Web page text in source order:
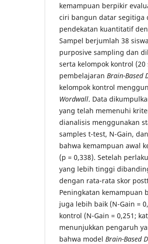
kemampuan berpikir
ciri bangun datar segitiga
pendekatan kuantitatif
Sampel berjumlah 38
purposive sampling dan
serta kelompok kontrol
pembelajaran Brain-Based
kelompok kontrol
Wordwall. Data
yang telah memenuhi
dianalisis menggunakan
samples t-test, N-Gain,
bahwa kemampuan awal
(p = 0,338). Setelah
yang lebih tinggi
dengan rata-rata skor
Peningkatan kemampuan
juga lebih baik (N-Gain =
kontrol (N-Gain = 0,251;
menunjukkan pengaruh
bahwa model Brain-Based